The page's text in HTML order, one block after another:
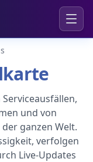
und von
ganzen Welt.
verfolgen
Live-Updates